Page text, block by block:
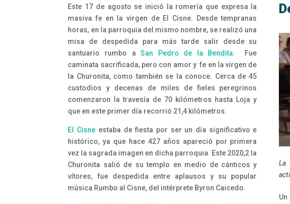
Este 17 de agosto se inició la romería que expresa la
masiva fe en la virgen de El Cisne. Desde tempranas
horas, en la parroquia del mismo nombre, se realizó una
misa de despedida para más tarde salir desde su
santuario rumbo aSan Pedro de la Bendita. Fue
caminata sacrificada, pero con amor y fe en la virgen de
la Churonita, como también se la conoce. Cerca de 45
custodios y decenas de miles de fieles peregrinos
comenzaron la travesía de 70 kilómetros hasta Loja y
que en este primer día recorrió 21,4 kilómetros.
El Cisne estaba de fiesta por ser un día significativo e
histórico, ya que hace 427 años apareció por primera
vez la sagrada imagen en dicha parroquia. Este 2020,2 la
Churonita salió de su templo en medio de cánticos y
vítores, fue despedida entre aplausos y su popular
música Rumbo al Cisne, del intérprete Byron Caicedo.
La